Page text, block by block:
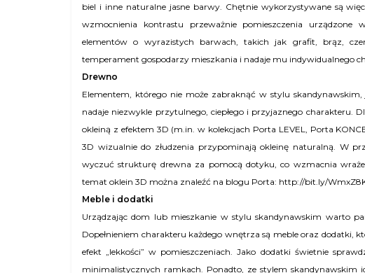
biel i inne naturalne jasne barwy. Chętnie wykorzystywane są
wzmocnienia kontrastu przeważnie pomieszczenia
elementów o wyrazistych barwach, takich jak grafit, brąz,
temperament gospodarzy mieszkania i nadaje mu indywidualnego
Drewno
Elementem, którego nie może zabraknąć w stylu
nadaje niezwykle przytulnego, ciepłego i przyjaznego
okleiną z efektem 3D (m.in. w kolekcjach Porta LEVEL, Porta
3D wizualnie do złudzenia przypominają okleinę naturalną. W
wyczuć strukturę drewna za pomocą dotyku, co wzmacnia
temat oklein 3D można znaleźć na blogu Porta: http://bit.ly/
Meble i dodatki
Urządzając dom lub mieszkanie w stylu skandynawskim warto
Dopełnieniem charakteru każdego wnętrza są meble oraz dodatki,
efekt „lekkości” w pomieszczeniach. Jako dodatki świetnie
minimalistycznych ramkach. Ponadto, ze stylem